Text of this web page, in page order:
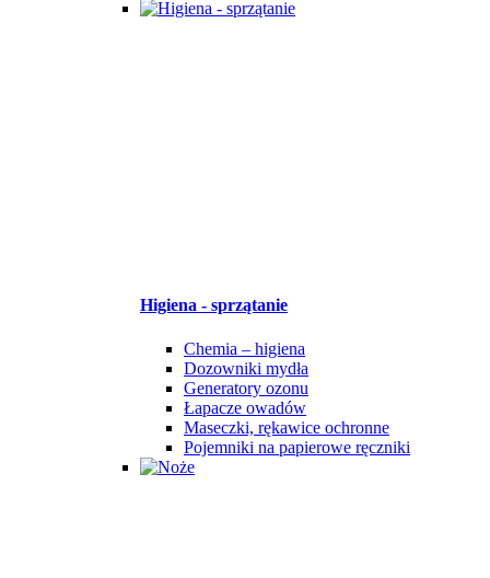
Higiena - sprzątanie
Chemia – higiena
Dozowniki mydła
Generatory ozonu
Łapacze owadów
Maseczki, rękawice ochronne
Pojemniki na papierowe ręczniki